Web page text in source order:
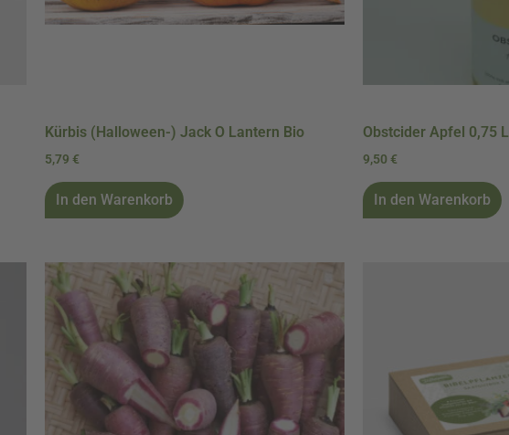
Kürbis (Halloween-) Jack O Lantern Bio
5,79 €
In den Warenkorb
Obstcider Apfel 0,75 L
9,50 €
In den Warenkorb